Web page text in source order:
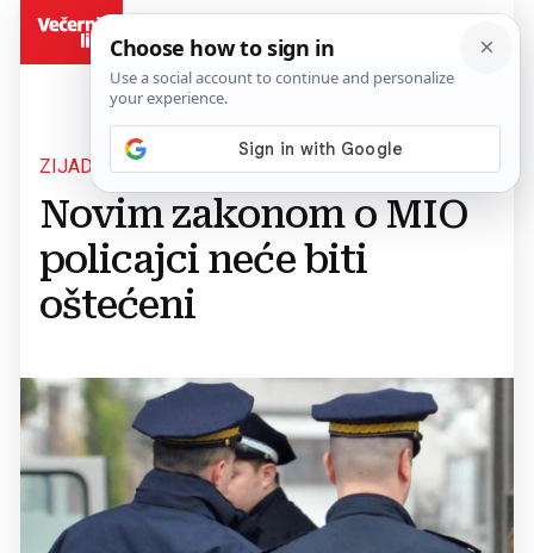
ZIJAD KRNJIĆ
Novim zakonom o MIO
policajci neće biti
oštećeni